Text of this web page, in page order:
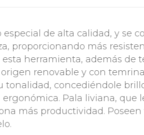
de alta calidad, y se
proporcionando más
herramienta, además de
renovable y con
tonalidad, concediéndole
Pala liviana, que
más productividad.